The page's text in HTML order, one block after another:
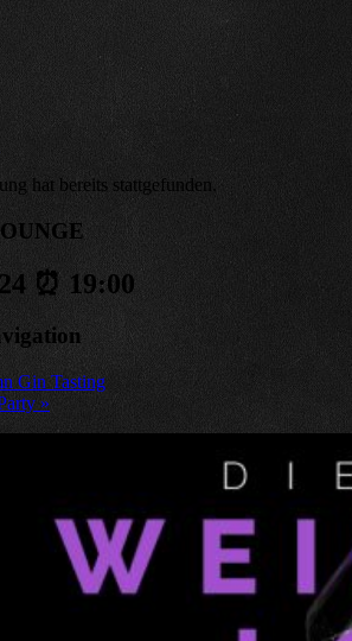
hat bereits stattgefunden.
⏰ 19:00
Gin Tasting
»